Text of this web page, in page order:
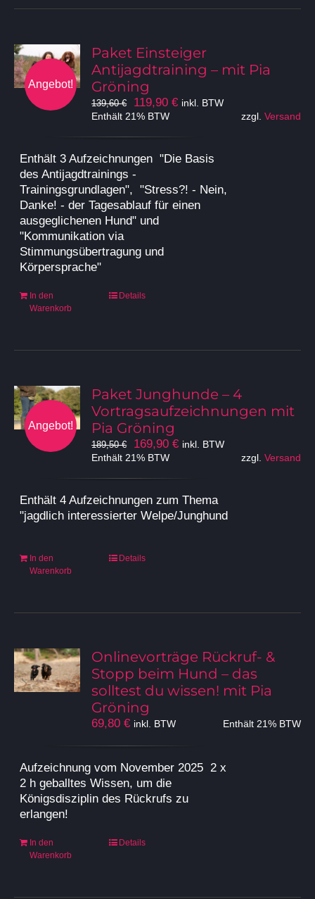
Angebot!
Paket Einsteiger
Antijagdtraining – mit Pia
Gröning
139,60€
Ursprünglicher
Preis
119,90€Aktueller
inkl. BTW
Enthält 21% BTW zzgl. Versand
Enthält 3 Aufzeichnungen "Die Basis
des Antijagdtrainings -
Trainingsgrundlagen", "Stress?! - Nein,
Danke! - der Tagesablauf für einen
ausgeglichenen Hund" und
"Kommunikation via
Stimmungsübertragung und
Körpersprache"
In den
Warenkorb
Details
Angebot!
Paket Junghunde – 4
Vortragsaufzeichnungen mit
Pia Gröning
189,50€
Ursprünglicher
Preis
169,90€Aktueller
inkl. BTW
Enthält 21% BTW zzgl. Versand
Enthält 4 Aufzeichnungen zum Thema
"jagdlich interessierter Welpe/Junghund
In den
Warenkorb
Details
Onlinevorträge Rückruf- &
Stopp beim Hund – das
solltest du wissen! mit Pia
Gröning
69,80€ inkl. BTW Enthält 21% BTW
Aufzeichnung vom November 2025 2 x
2 h geballtes Wissen, um die
Königsdisziplin des Rückrufs zu
erlangen!
In den
Warenkorb
Details